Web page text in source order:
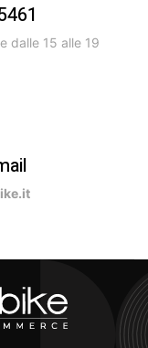
dalle 15 alle 19